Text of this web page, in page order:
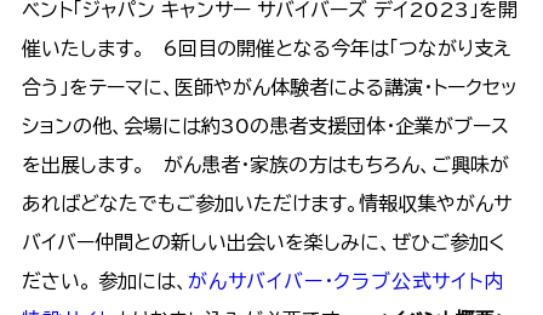
ベント「ジャパン キャンサー サバイバーズ デイ2023」を開
催いたします。 6回目の開催となる今年は「つながり支え
合う」をテーマに、医師やがん体験者による講演・トークセッ
ションの他、会場には約30の患者支援団体・企業がブース
を出展します。 がん患者・家族の方はもちろん、ご興味が
あればどなたでもご参加いただけます。情報収集やがんサ
バイバー仲間との新しい出会いを楽しみに、ぜひご参加く
ださい。 参加には、 がんサバイバー・クラブ公式サイト内